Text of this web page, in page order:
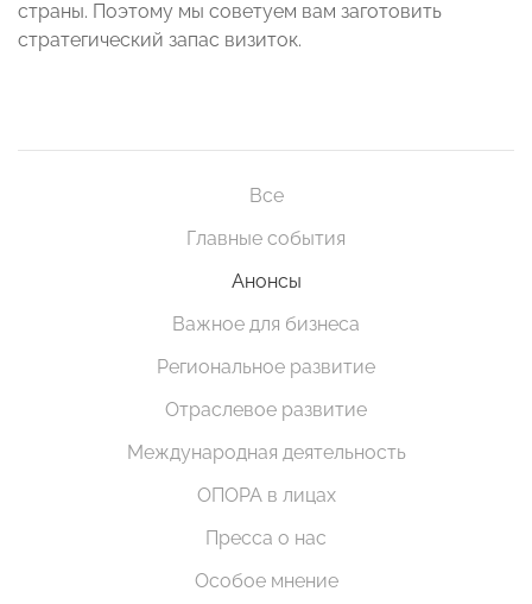
страны. Поэтому мы советуем вам заготовить
стратегический запас визиток.
Все
Главные события
Анонсы
Важное для бизнеса
Региональное развитие
Отраслевое развитие
Международная деятельность
ОПОРА в лицах
Пресса о нас
Особое мнение